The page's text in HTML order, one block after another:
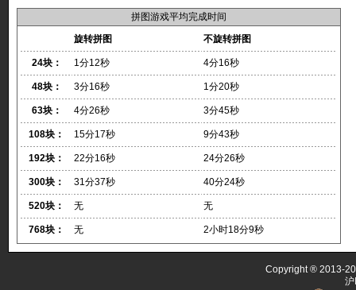
拼图游戏平均完成时间
旋转拼图
不旋转拼图
24块： 1分12秒 4分16秒
48块： 3分16秒 1分20秒
63块： 4分26秒 3分45秒
108块： 15分17秒 9分43秒
192块： 22分16秒 24分26秒
300块： 31分37秒 40分24秒
520块： 无 无
768块： 无 2小时18分9秒
Copyright ® 2013-